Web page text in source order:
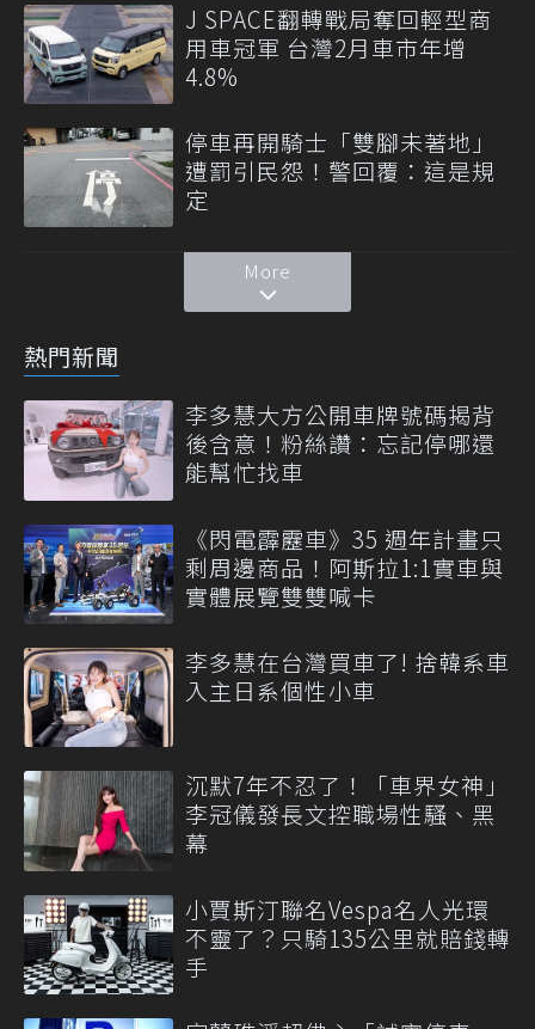
J SPACE翻轉戰局奪回輕型商
用車冠軍 台灣2月車市年增
4.8%
停車再開騎士「雙腳未著地」
遭罰引民怨！警回覆：這是規
定
More
熱門新聞
李多慧大方公開車牌號碼揭背
後含意！粉絲讚：忘記停哪還
能幫忙找車
《閃電霹靂車》35 週年計畫只
剩周邊商品！阿斯拉1:1實車與
實體展覽雙雙喊卡
李多慧在台灣買車了! 捨韓系車
入主日系個性小車
沉默7年不忍了！「車界女神」
李冠儀發長文控職場性騷、黑
幕
小賈斯汀聯名Vespa名人光環
不靈了？只騎135公里就賠錢轉
手